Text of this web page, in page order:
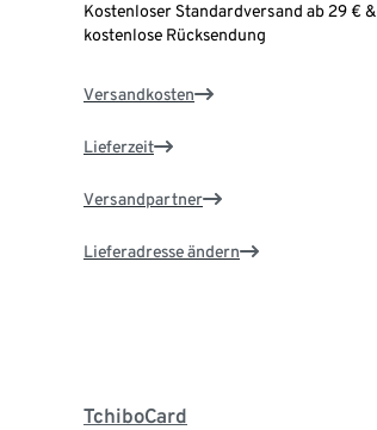
Kostenloser Standardversand ab 29 € &
kostenlose Rücksendung
Versandkosten
Lieferzeit
Versandpartner
Lieferadresse ändern
TchiboCard